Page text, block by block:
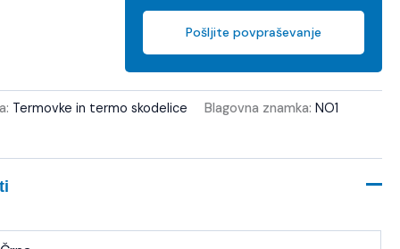
Pošljite povpraševanje
Termovke in termo skodelice Blagovna znamka:NO1